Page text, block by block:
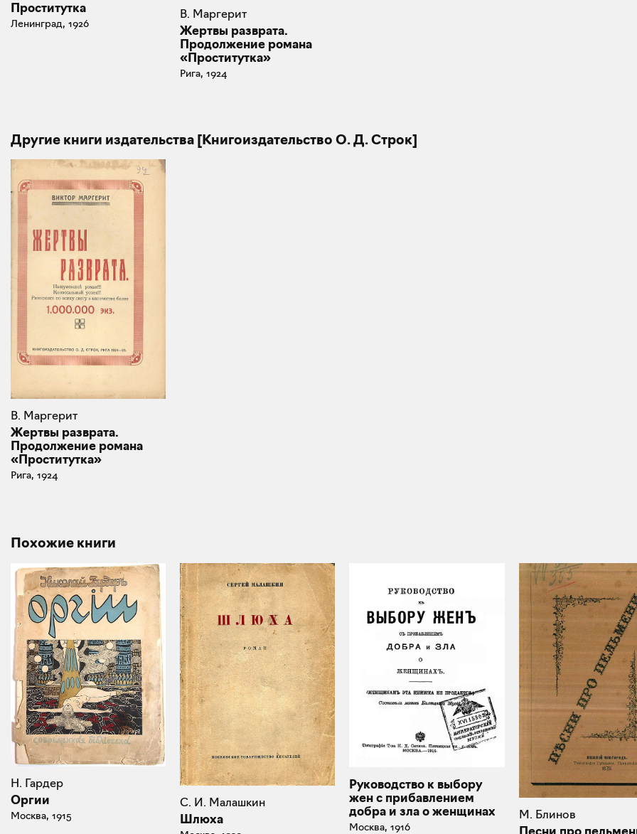
Проститутка
Ленинград, 1926
В. Маргерит
Жертвы разврата.
Продолжение романа
«Проститутка»
Рига, 1924
Другие книги издательства [Книгоиздательство О. Д. Строк]
В. Маргерит
Жертвы разврата.
Продолжение романа
«Проститутка»
Рига, 1924
Похожие книги
Н. Гардер
Оргии
Москва, 1915
С. И. Малашкин
Шлюха
Руководство к выбору
жен с прибавлением
добра и зла о женщинах
Москва, 1916
М. Блинов
Песни про